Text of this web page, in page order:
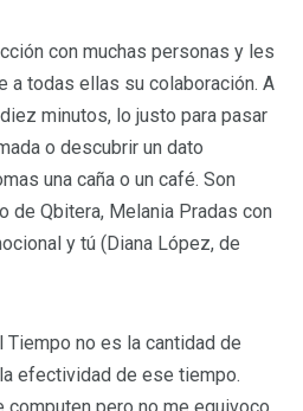
con muchas personas y les
a todas ellas su colaboración. A
minutos, lo justo para pasar
o descubrir un dato
una caña o un café. Son
de Qbitera, Melania Pradas con
y tú (Diana López, de
Tiempo no es la cantidad de
efectividad de ese tiempo.